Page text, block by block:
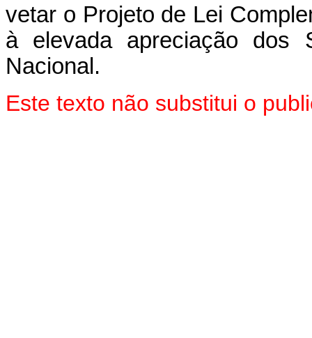
vetar o Projeto de Lei
à elevada apreciação dos
Nacional.
Este texto não substitui o